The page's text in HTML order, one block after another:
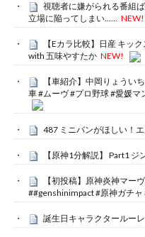
視聴者に嫌がられる番組
立場に陥ってしまい…… NEW!
【Eカラ比較】日産 キッ
with 五味やすたか NEW!
【車紹介】中岡りょうい
車 #ムーヴ #プロ野球 #愛媛
487 ミニバンがほしい！
【原神1分解説】 Part1
【初投稿】原神炎神マー
##genshinimpact #原神ガチャ
誕生日キャラクタールー